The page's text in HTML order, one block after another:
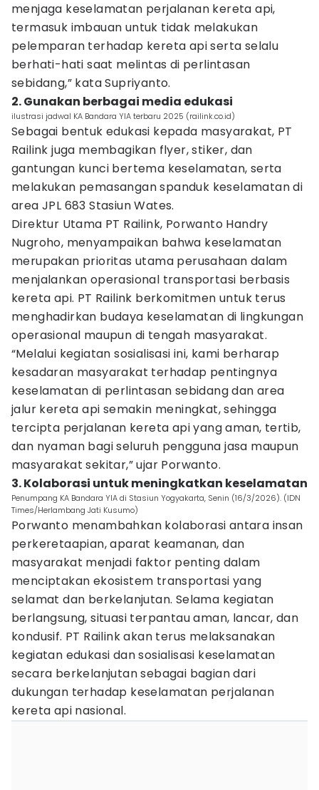
menjaga keselamatan perjalanan kereta api,
termasuk imbauan untuk tidak melakukan
pelemparan terhadap kereta api serta selalu
berhati-hati saat melintas di perlintasan
sebidang,” kata Supriyanto.
2. Gunakan berbagai media edukasi
ilustrasi jadwal KA Bandara YIA terbaru 2025 (railink.co.id)
Sebagai bentuk edukasi kepada masyarakat, PT
Railink juga membagikan flyer, stiker, dan
gantungan kunci bertema keselamatan, serta
melakukan pemasangan spanduk keselamatan di
area JPL 683 Stasiun Wates.
Direktur Utama PT Railink, Porwanto Handry
Nugroho, menyampaikan bahwa keselamatan
merupakan prioritas utama perusahaan dalam
menjalankan operasional transportasi berbasis
kereta api. PT Railink berkomitmen untuk terus
menghadirkan budaya keselamatan di lingkungan
operasional maupun di tengah masyarakat.
“Melalui kegiatan sosialisasi ini, kami berharap
kesadaran masyarakat terhadap pentingnya
keselamatan di perlintasan sebidang dan area
jalur kereta api semakin meningkat, sehingga
tercipta perjalanan kereta api yang aman, tertib,
dan nyaman bagi seluruh pengguna jasa maupun
masyarakat sekitar,” ujar Porwanto.
3. Kolaborasi untuk meningkatkan keselamatan
Penumpang KA Bandara YIA di Stasiun Yogyakarta, Senin (16/3/2026). (IDN
Times/Herlambang Jati Kusumo)
Porwanto menambahkan kolaborasi antara insan
perkeretaapian, aparat keamanan, dan
masyarakat menjadi faktor penting dalam
menciptakan ekosistem transportasi yang
selamat dan berkelanjutan. Selama kegiatan
berlangsung, situasi terpantau aman, lancar, dan
kondusif. PT Railink akan terus melaksanakan
kegiatan edukasi dan sosialisasi keselamatan
secara berkelanjutan sebagai bagian dari
dukungan terhadap keselamatan perjalanan
kereta api nasional.